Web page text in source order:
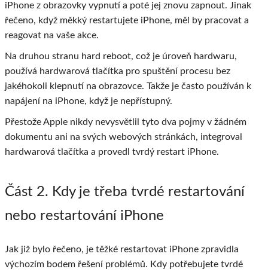
iPhone z obrazovky vypnutí a poté jej znovu zapnout. Jinak
řečeno, když měkký restartujete iPhone, měl by pracovat a
reagovat na vaše akce.
Na druhou stranu hard reboot, což je úroveň hardwaru,
používá hardwarová tlačítka pro spuštění procesu bez
jakéhokoli klepnutí na obrazovce. Takže je často používán k
napájení na iPhone, když je nepřístupný.
Přestože Apple nikdy nevysvětlil tyto dva pojmy v žádném
dokumentu ani na svých webových stránkách, integroval
hardwarová tlačítka a provedl tvrdý restart iPhone.
Část 2. Kdy je třeba tvrdé restartování
nebo restartování iPhone
Jak již bylo řečeno, je těžké restartovat iPhone zpravidla
výchozím bodem řešení problémů. Kdy potřebujete tvrdé